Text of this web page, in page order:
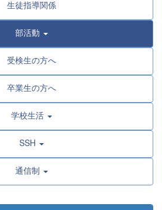
生徒指導関係
部活動
受検生の方へ
卒業生の方へ
学校生活
SSH
通信制